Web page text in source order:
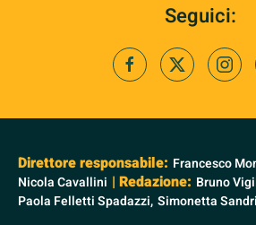
Seguici:
Direttore responsabile: Francesco
Nicola Cavallini | Redazione: Bruno
Paola Felletti Spadazzi, Simonetta